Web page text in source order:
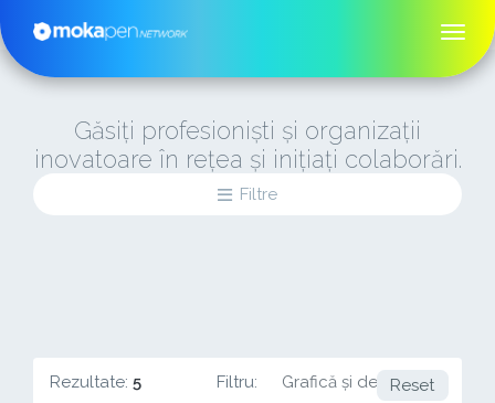
Găsiți profesioniști și organizații
inovatoare în rețea și inițiați colaborări.
Filtre
Rezultate: 5 Filtru: Grafică și designReset